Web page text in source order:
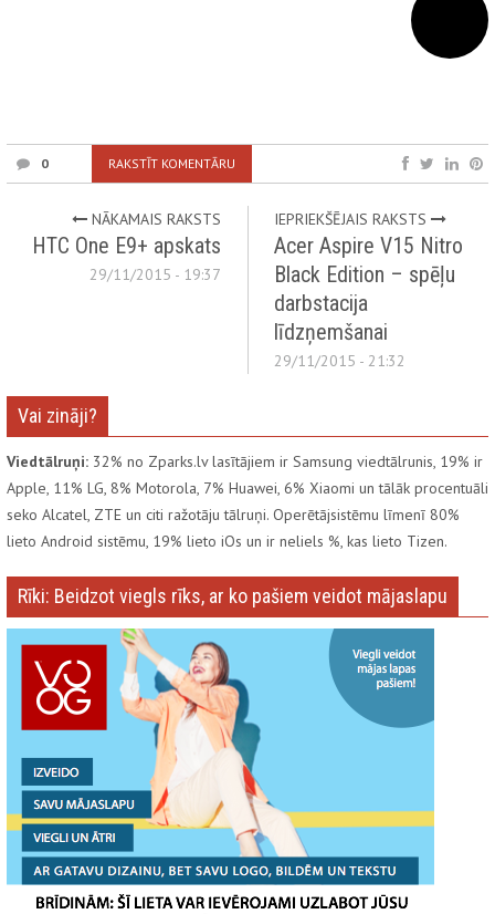
0 RAKSTĪT KOMENTĀRU
NĀKAMAIS RAKSTS
HTC One E9+ apskats
29/11/2015 - 19:37
IEPRIEKŠĒJAIS RAKSTS
Acer Aspire V15 Nitro
Black Edition – spēļu
darbstacija
līdzņemšanai
29/11/2015 - 21:32
Vai zināji?
Viedtālruņi: 32% no Zparks.lv lasītājiem ir Samsung viedtālrunis, 19% ir
Apple, 11% LG, 8% Motorola, 7% Huawei, 6% Xiaomi un tālāk procentuāli
seko Alcatel, ZTE un citi ražotāju tālruņi. Operētājsistēmu līmenī 80%
lieto Android sistēmu, 19% lieto iOs un ir neliels %, kas lieto Tizen.
Rīki: Beidzot viegls rīks, ar ko pašiem veidot mājaslapu